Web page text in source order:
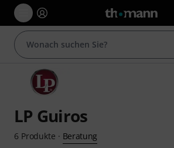
LP Guiros
6 Produkte · Beratung